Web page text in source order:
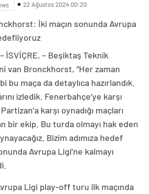
22 Ağustos 2024 00:20
İki maçın sonunda Avrupa
İSVİÇRE, – Beşiktaş Teknik
van Bronckhorst, “Her zaman
bu maça da detaylıca hazırlandık.
izledik. Fenerbahçe’ye karşı
karşı oynadığı maçları
bir ekip. Bu turda olmayı hak eden
Bizim adımıza hedef
Avrupa Ligi’ne kalmayı
Ligi play-off turu ilk maçında